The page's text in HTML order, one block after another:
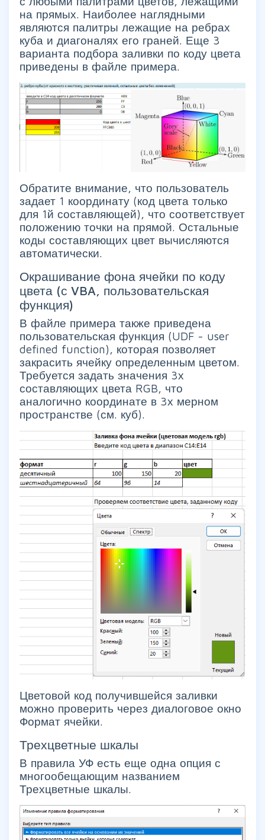
на прямых. Наиболее наглядными
являются палитры лежащие на ребрах
куба и диагоналях его граней. Еще 3
варианта подбора заливки по коду цвета
приведены в файле примера.
Обратите внимание, что пользователь
задает 1 координату (код цвета только
для 1й составляющей), что соответствует
положению точки на прямой. Остальные
коды составляющих цвет вычисляются
автоматически.
Окрашивание фона ячейки по коду
цвета (с VBA, пользовательская
функция)
В файле примера также приведена
пользовательская функция (UDF - user
defined function), которая позволяет
закрасить ячейку определенным цветом.
Требуется задать значения 3х
составляющих цвета RGB, что
аналогично координате в 3х мерном
пространстве (см. куб).
Цветовой код получившейся заливки
можно проверить через диалоговое окно
Формат ячейки.
Трехцветные шкалы
В правила УФ есть еще одна опция с
многообещающим названием
Трехцветные шкалы.